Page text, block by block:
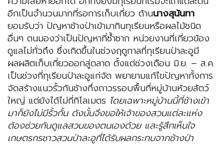
อีกเป็นจำนวนมากที่รอการเก็บเกี่ยว ด้านนางสุนันทา
ยอมรับว่า ปัญหาช้างป่าเข้ามากินทุเรียนหรือผลไม้ชนิด
อื่นๆ ตนมองว่าเป็นปัญหาที่ซ้ำซาก หน่วยงานที่เกี่ยวข้อง
ดูแลไม่ทั่วถึง ซึ่งเกิดขึ้นในช่วงฤดูกาลที่ทุเรียนป่าละอูมี
ผลผลิตเก็บเกี่ยวออกสู่ตลาด ตั้งแต่ช่วงเดือน มิ.ย. – ส.ค.
เป็นช่วงที่ทุเรียนป่าละอูแก่จัด พยายามแก้ไขปัญหาทั้งการ
จัดสร้างแนวรั้วกันช้างกึ่งถาวรรอบพื้นที่หมู่บ้านห้วยสัตว์
ใหญ่ แต่ยังได้ไม่กี่กิโลเมตร โดยเฉพาะหมู่บ้านนี้ที่ช้างเข้า
มาก็ยังไม่มีรั้วกั้น ดังนั้นจึงขอให้เจ้าของสวนแต่ละแห่ง
ต้องช่วยกันดูแลสวนของตนเองด้วย และรู้สึกเห็นใจ
เกษตรกรชาวสวนป่าละอูที่ได้รับผลกระทบจากช้างป่า